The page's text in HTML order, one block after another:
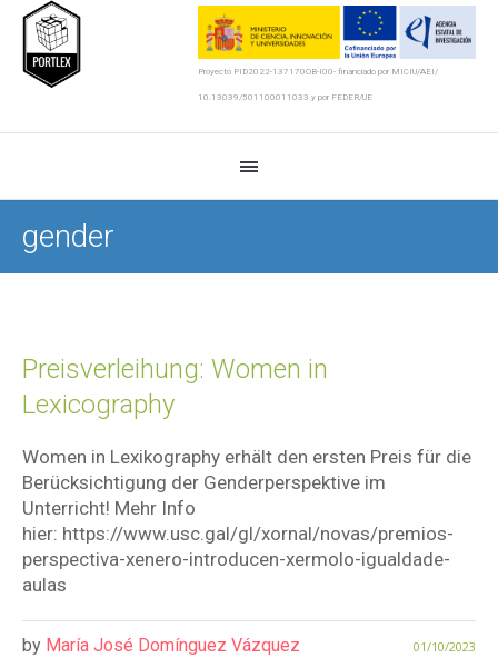
Proyecto PID2022-137170OB-I00- financiado por MICIU/AEI/
10.13039/501100011033 y por FEDER/UE
gender
Preisverleihung: Women in
Lexicography
Women in Lexikography erhält den ersten Preis für die
Berücksichtigung der Genderperspektive im
Unterricht! Mehr Info
hier: https://www.usc.gal/gl/xornal/novas/premios-
perspectiva-xenero-introducen-xermolo-igualdade-
aulas
01/10/2023
by María José Domínguez Vázquez